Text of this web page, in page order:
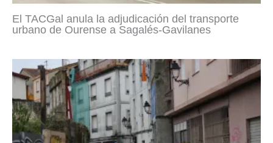
El TACGal anula la adjudicación del transporte
urbano de Ourense a Sagalés-Gavilanes